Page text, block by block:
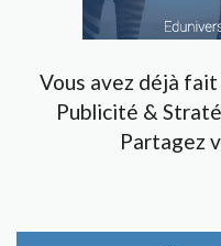
Vous avez déjà
Publicité &
Partagez